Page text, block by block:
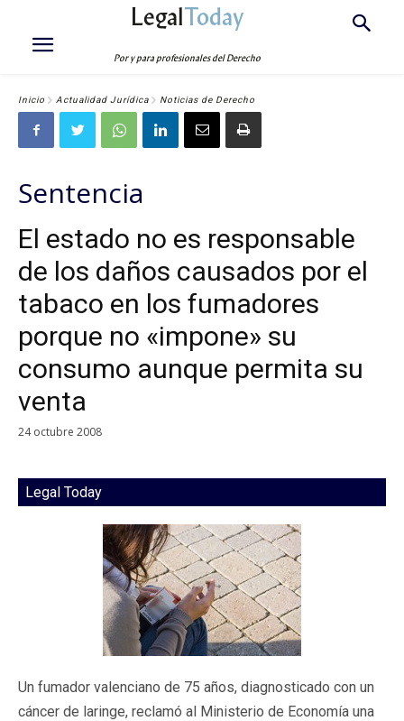
LegalToday
Por y para profesionales del Derecho
Inicio Actualidad Jurídica Noticias de Derecho
Sentencia
El estado no es responsable
de los daños causados por el
tabaco en los fumadores
porque no «impone» su
consumo aunque permita su
venta
24 octubre 2008
Legal Today
Un fumador valenciano de 75 años, diagnosticado con un
cáncer de laringe, reclamó al Ministerio de Economía una